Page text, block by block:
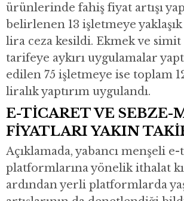
ürünlerinde fahiş fiyat artışı
belirlenen 13 işletmeye
lira ceza kesildi. Ekmek ve simit
tarifeye aykırı uygulamalar
edilen 75 işletmeye ise toplam
liralık yaptırım uygulandı.
E-TİCARET VE SEBZE-
FİYATLARI YAKIN
Açıklamada, yabancı menşeli
platformlarına yönelik ithalat
ardından yerli platformlarda